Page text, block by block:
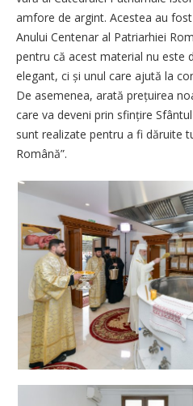
amfore de argint. Acestea au
Anului Centenar al Patriarhiei
pentru că acest material nu este
elegant, ci și unul care ajută la
De asemenea, arată prețuirea
care va deveni prin sfințire
sunt realizate pentru a fi dăruite
Română”.